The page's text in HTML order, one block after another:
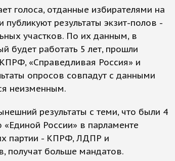
голоса, отданные избирателями на
результаты экзит-полов -
участков. По их данным, в
будет работать 5 лет, прошли
«Справедливая Россия» и
опросов совпадут с данными
неизменным.
результаты с теми, что были 4
«Единой России» в парламенте
партии - КПРФ, ЛДПР и
получат больше мандатов.